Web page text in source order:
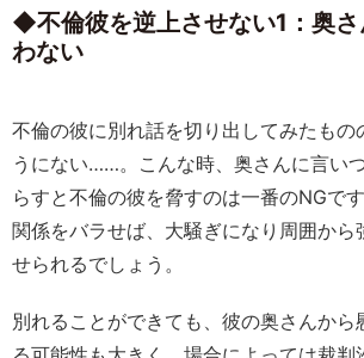
◆不倫彼を逆上させない1：奥
わない
不倫の彼に別れ話を切り出してみたもの
うにない……。こんな時、奥さんに言い
らすと不倫の彼を脅すのは一番のNGで
関係をバラせば、大騒ぎになり周囲から
せられるでしょう。
別れることができても、彼の奥さんから